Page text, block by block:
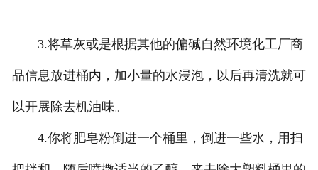
3.将草灰或是根据其他的偏碱自然环境化工厂商
品信息放进桶内，加小量的水浸泡，以后再清洗就可
以开展除去机油味。
4.你将肥皂粉倒进一个桶里，倒进一些水，用扫